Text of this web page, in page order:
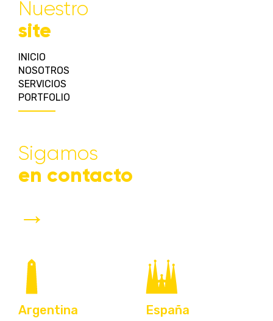
Nuestro
site
INICIO
NOSOTROS
SERVICIOS
PORTFOLIO
Sigamos
en contacto
→
Argentina España